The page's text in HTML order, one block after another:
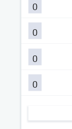
0
0
0
0